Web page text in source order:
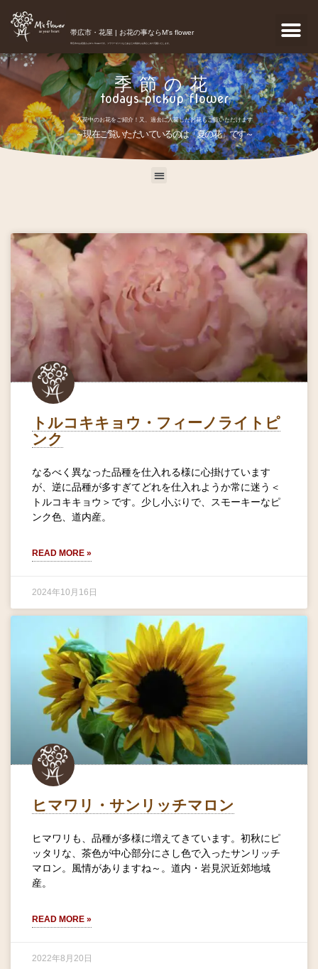
帯広市・花屋 | お花の事ならM's flower
帯広市のお花屋さんM's flowerです。フラワーギフトなどあなたの気持ちを真心こめて宅配いたします。
季節の花
todays pickup flower
入荷中のお花をご紹介！又、過去に入荷したお花もご覧いただけます
～現在ご覧いただいているのは「夏の花」です～
トルコキキョウ・フィーノライトピ
ンク
なるべく異なった品種を仕入れる様に心掛けています
が、逆に品種が多すぎてどれを仕入れようか常に迷う＜
トルコキキョウ＞です。少し小ぶりで、スモーキーなピ
ンク色、道内産。
READ MORE »
2024年10月16日
ヒマワリ・サンリッチマロン
ヒマワリも、品種が多様に増えてきています。初秋にピ
ッタリな、茶色が中心部分にさし色で入ったサンリッチ
マロン。風情がありますね～。道内・岩見沢近郊地域
産。
READ MORE »
2022年8月20日